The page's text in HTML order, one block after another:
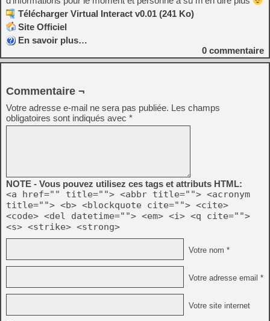
Télécharger Virtual Interact v0.01 (241 Ko)
Site Officiel
En savoir plus…
0 commentaire
Commentaire ¬
Votre adresse e-mail ne sera pas publiée. Les champs
obligatoires sont indiqués avec *
NOTE - Vous pouvez utilisez ces tags et attributs HTML:
<a href="" title=""> <abbr title=""> <acronym
title=""> <b> <blockquote cite=""> <cite>
<code> <del datetime=""> <em> <i> <q cite="">
<s> <strike> <strong>
Votre nom *
Votre adresse email *
Votre site internet